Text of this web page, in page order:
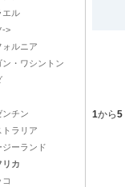
エル
->
ルニア
ン・ワシントン
ンチン
ラリア
ジーランド
リカ
1から5